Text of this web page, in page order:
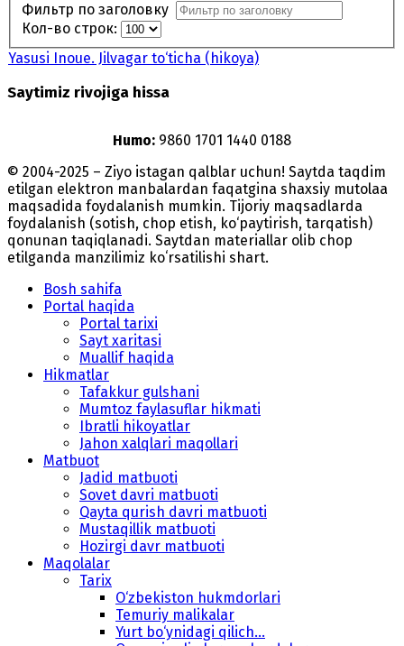
Фильтр по заголовку
Кол-во строк:
Yasusi Inoue. Jilvagar to‘ticha (hikoya)
Saytimiz rivojiga hissa
Humo: 9860 1701 1440 0188
© 2004-2025 – Ziyo istagan qalblar uchun! Saytda taqdim
etilgan elektron manbalardan faqatgina shaxsiy mutolaa
maqsadida foydalanish mumkin. Tijoriy maqsadlarda
foydalanish (sotish, chop etish, ko‘paytirish, tarqatish)
qonunan taqiqlanadi. Saytdan materiallar olib chop
etilganda manzilimiz koʻrsatilishi shart.
Bosh sahifa
Portal haqida
Portal tarixi
Sayt xaritasi
Muallif haqida
Hikmatlar
Tafakkur gulshani
Mumtoz faylasuflar hikmati
Ibratli hikoyatlar
Jahon xalqlari maqollari
Matbuot
Jadid matbuoti
Sovet davri matbuoti
Qayta qurish davri matbuoti
Mustaqillik matbuoti
Hozirgi davr matbuoti
Maqolalar
Tarix
O‘zbekiston hukmdorlari
Temuriy malikalar
Yurt bo‘ynidagi qilich...